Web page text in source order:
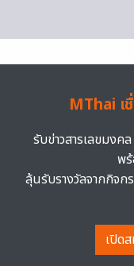
MThai เ
รับข่าวสารเลขมงค
พ
ลุ้นรับรางวัลจากกิจก
เปิด